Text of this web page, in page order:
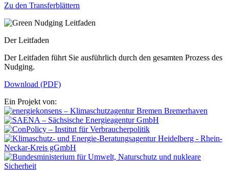
Zu den Transferblättern
Der Leitfaden
Der Leitfaden führt Sie ausführlich durch den gesamten Prozess des
Nudging.
Download (PDF)
Ein Projekt von: